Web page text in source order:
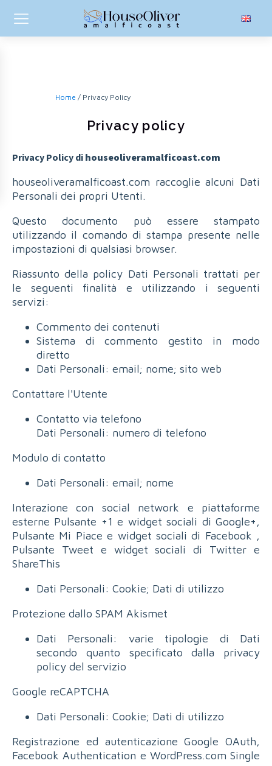
Home / Privacy Policy
Privacy policy
Privacy Policy dihouseoliveramalficoast.com
houseoliveramalficoast.com raccoglie alcuni Dati
Personali dei propri Utenti.
Questo documento può essere stampato
utilizzando il comando di stampa presente nelle
impostazioni di qualsiasi browser.
Riassunto della policy Dati Personali trattati per
le seguenti finalità e utilizzando i seguenti
servizi:
Commento dei contenuti
Sistema di commento gestito in modo
diretto
Dati Personali: email; nome; sito web
Contattare l'Utente
Contatto via telefono
Dati Personali: numero di telefono
Modulo di contatto
Dati Personali: email; nome
Interazione con social network e piattaforme
esterne Pulsante +1 e widget sociali di Google+,
Pulsante Mi Piace e widget sociali di Facebook ,
Pulsante Tweet e widget sociali di Twitter e
ShareThis
Dati Personali: Cookie; Dati di utilizzo
Protezione dallo SPAM Akismet
Dati Personali: varie tipologie di Dati
secondo quanto specificato dalla privacy
policy del servizio
Google reCAPTCHA
Dati Personali: Cookie; Dati di utilizzo
Registrazione ed autenticazione Google OAuth,
Facebook Authentication e WordPress.com Single